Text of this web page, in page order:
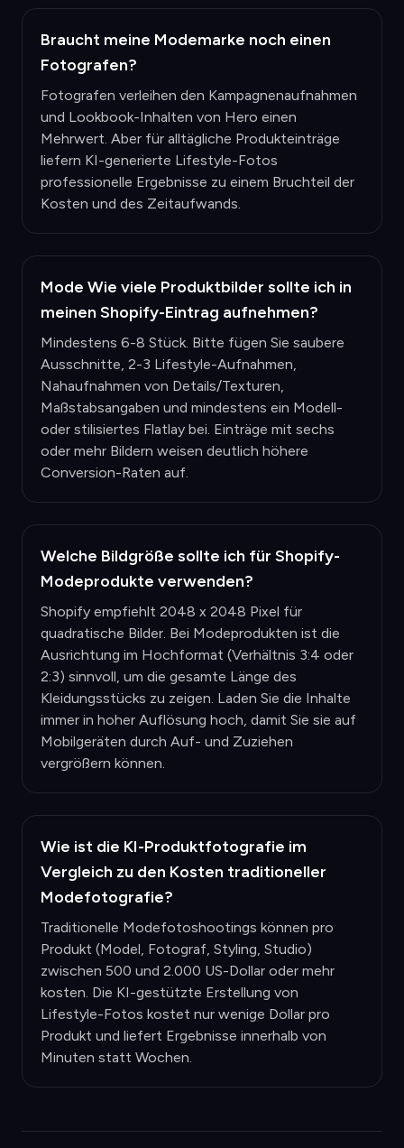
Braucht meine Modemarke noch einen
Fotografen?
Fotografen verleihen den Kampagnenaufnahmen
und Lookbook-Inhalten von Hero einen
Mehrwert. Aber für alltägliche Produkteinträge
liefern KI-generierte Lifestyle-Fotos
professionelle Ergebnisse zu einem Bruchteil der
Kosten und des Zeitaufwands.
Mode Wie viele Produktbilder sollte ich in
meinen Shopify-Eintrag aufnehmen?
Mindestens 6-8 Stück. Bitte fügen Sie saubere
Ausschnitte, 2-3 Lifestyle-Aufnahmen,
Nahaufnahmen von Details/Texturen,
Maßstabsangaben und mindestens ein Modell-
oder stilisiertes Flatlay bei. Einträge mit sechs
oder mehr Bildern weisen deutlich höhere
Conversion-Raten auf.
Welche Bildgröße sollte ich für Shopify-
Modeprodukte verwenden?
Shopify empfiehlt 2048 x 2048 Pixel für
quadratische Bilder. Bei Modeprodukten ist die
Ausrichtung im Hochformat (Verhältnis 3:4 oder
2:3) sinnvoll, um die gesamte Länge des
Kleidungsstücks zu zeigen. Laden Sie die Inhalte
immer in hoher Auflösung hoch, damit Sie sie auf
Mobilgeräten durch Auf- und Zuziehen
vergrößern können.
Wie ist die KI-Produktfotografie im
Vergleich zu den Kosten traditioneller
Modefotografie?
Traditionelle Modefotoshootings können pro
Produkt (Model, Fotograf, Styling, Studio)
zwischen 500 und 2.000 US-Dollar oder mehr
kosten. Die KI-gestützte Erstellung von
Lifestyle-Fotos kostet nur wenige Dollar pro
Produkt und liefert Ergebnisse innerhalb von
Minuten statt Wochen.